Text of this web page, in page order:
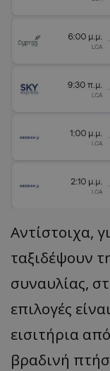
Αντίστοιχα,
ταξιδέψουν
συναυλίας,
επιλογές
εισιτήρια
βραδινή